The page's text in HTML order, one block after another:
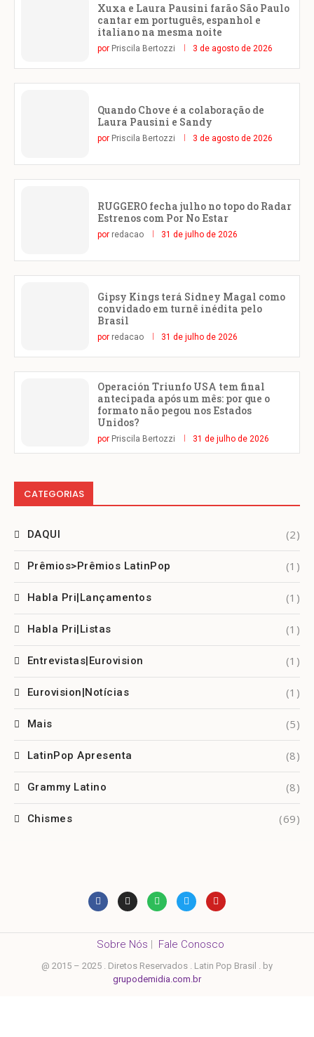
Xuxa e Laura Pausini farão São Paulo
cantar em português, espanhol e
italiano na mesma noite
por Priscila Bertozzi 3 de agosto de 2026
Quando Chove é a colaboração de
Laura Pausini e Sandy
por Priscila Bertozzi 3 de agosto de 2026
RUGGERO fecha julho no topo do Radar
Estrenos com Por No Estar
por redacao 31 de julho de 2026
Gipsy Kings terá Sidney Magal como
convidado em turnê inédita pelo
Brasil
por redacao 31 de julho de 2026
Operación Triunfo USA tem final
antecipada após um mês: por que o
formato não pegou nos Estados
Unidos?
por Priscila Bertozzi 31 de julho de 2026
CATEGORIAS
DAQUI (2)
Prêmios>Prêmios LatinPop (1)
Habla Pri|Lançamentos (1)
Habla Pri|Listas (1)
Entrevistas|Eurovision (1)
Eurovision|Notícias (1)
Mais (5)
LatinPop Apresenta (8)
Grammy Latino (8)
Chismes (69)
Sobre Nós Fale Conosco
@ 2015 – 2025 . Diretos Reservados . Latin Pop Brasil . by
grupodemidia.com.br